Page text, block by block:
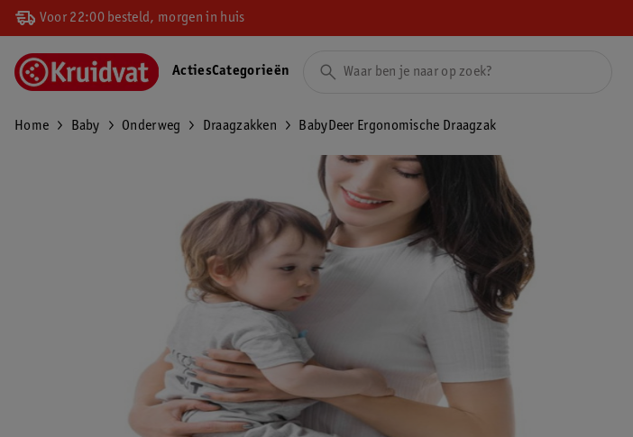
Voor 22:00 besteld, morgen in huis
ActiesCategorieën
Home Baby Onderweg Draagzakken BabyDeer Ergonomische Draagzak